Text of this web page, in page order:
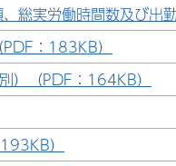
総実労働時間数及び出
：183KB）
）（PDF：164KB）
）